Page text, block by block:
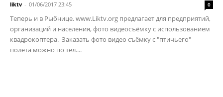
liktv - 01/06/2017 23:45 0
Теперь и в Рыбнице. www.Liktv.org предлагает для предприятий,
организаций и населения, фото видеосъёмку с использованием
квадрокоптера. Заказать фото видео съёмку с "птичьего"
полета можно по тел....